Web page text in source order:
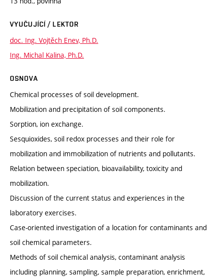
VYUČUJÍCÍ / LEKTOR
doc. Ing. Vojtěch Enev, Ph.D.
Ing. Michal Kalina, Ph.D.
OSNOVA
Chemical processes of soil development.
Mobilization and precipitation of soil components.
Sorption, ion exchange.
Sesquioxides, soil redox processes and their role for
mobilization and immobilization of nutrients and pollutants.
Relation between speciation, bioavailability, toxicity and
mobilization.
Discussion of the current status and experiences in the
laboratory exercises.
Case-oriented investigation of a location for contaminants and
soil chemical parameters.
Methods of soil chemical analysis, contaminant analysis
including planning, sampling, sample preparation, enrichment,